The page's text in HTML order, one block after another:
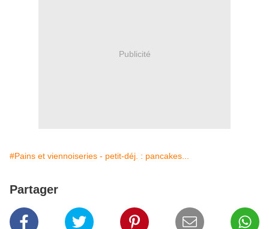
Publicité
#Pains et viennoiseries - petit-déj. : pancakes...
Partager